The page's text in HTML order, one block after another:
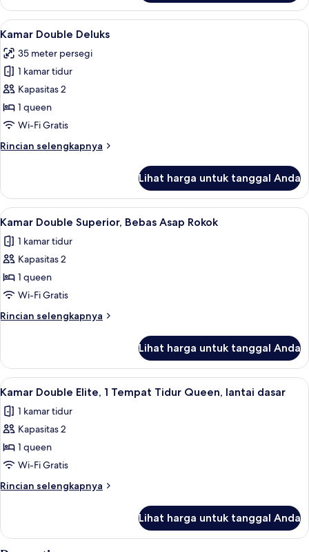
Suite
Desain
Lihat
semua
foto
untuk
Kamar
Double
Deluks
Seprai premium, selimut bulu angsa,
12
Kamar Double Deluks
35 meter persegi
1 kamar tidur
Kapasitas 2
1 queen
Wi-Fi Gratis
Rincian selengkapnya
Rincian
Kamar
Double
Deluks
Lihat harga untuk tanggal Anda
Lihat
semua
foto
untuk
Kamar
Double
Superior,
Bebas
Rokok
Seprai premium, selimut bulu angsa,
4
Kamar Double Superior, Bebas Asap Rokok
1 kamar tidur
Kapasitas 2
1 queen
Wi-Fi Gratis
Rincian selengkapnya
Rincian
Kamar
Double
Superior,
Asap
Rokok
Lihat harga untuk tanggal Anda
Lihat
semua
foto
untuk
Kamar
Double
Elite,
1
Tidur
Queen,
Kamar Double Elite, 1 Tempat Tidur
4
Kamar Double Elite, 1 Tempat Tidur Queen, lantai dasar
1 kamar tidur
Kapasitas 2
1 queen
Wi-Fi Gratis
Rincian selengkapnya
Rincian
Kamar
Double
Lihat harga untuk tanggal Anda